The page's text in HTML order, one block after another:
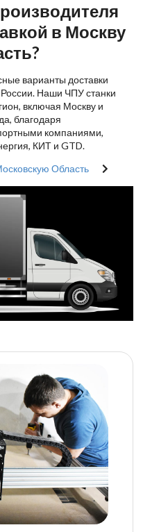
в Москву
варианты доставки
Наши ЧПУ станки
включая Москву и
благодаря
компаниями,
КИТ и GTD.
Область